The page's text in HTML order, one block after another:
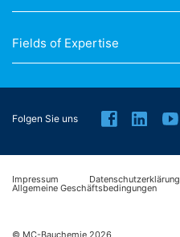
Fields of Expertise
Folgen Sie uns
© MC-Bauchemie 2026
Impressum Datenschutzerklärung
Allgemeine Geschäftsbedingungen